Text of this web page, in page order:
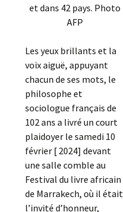
et dans 42 pays. Photo
AFP
Les yeux brillants et la
voix aiguë, appuyant
chacun de ses mots, le
philosophe et
sociologue français de
102 ans a livré un court
plaidoyer le samedi 10
février [ 2024] devant
une salle comble au
Festival du livre africain
de Marrakech, où il était
l’invité d’honneur,